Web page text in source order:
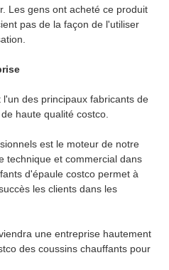
Les gens ont acheté ce produit
pas de la façon de l'utiliser
l'un des principaux fabricants de
haute qualité costco.
est le moteur de notre
technique et commercial dans
d'épaule costco permet à
les clients dans les
une entreprise hautement
des coussins chauffants pour